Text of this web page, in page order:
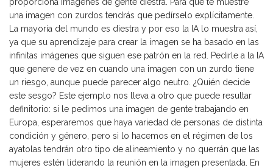
una imagen con zurdos tendrás que pedírselo explícitamente.
La mayoría del mundo es diestra y por eso la IA lo muestra así,
ya que su aprendizaje para crear la imagen se ha basado en las
infinitas imágenes que siguen ese patrón en la red. Pedirle a la IA
que genere de vez en cuando una imagen con un zurdo tiene
un riesgo, aunque puede parecer algo neutro. ¿Quién decide
este sesgo? Este ejemplo nos lleva a otro que puede resultar
definitorio: si le pedimos una imagen de gente trabajando en
Europa, esperaremos que haya variedad de personas de distinta
condición y género, pero si lo hacemos en el régimen de los
ayatolas tendrán otro tipo de alineamiento y no querrán que las
mujeres estén liderando la reunión en la imagen presentada. En